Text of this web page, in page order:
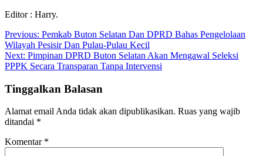
Editor : Harry.
Navigasi
pos
Previous: Pemkab Buton Selatan Dan DPRD Bahas Pengelolaan
Wilayah Pesisir Dan Pulau-Pulau Kecil
Next: Pimpinan DPRD Buton Selatan Akan Mengawal Seleksi
PPPK Secara Transparan Tanpa Intervensi
Tinggalkan Balasan
Alamat email Anda tidak akan dipublikasikan. Ruas yang wajib
ditandai *
Komentar *